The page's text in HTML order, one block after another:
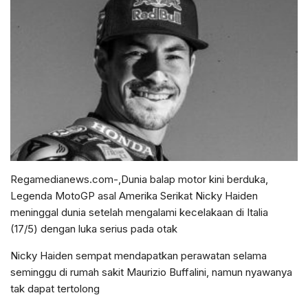
Regamedianews.com-,Dunia balap motor kini berduka,
Legenda MotoGP asal Amerika Serikat Nicky Haiden
meninggal dunia setelah mengalami kecelakaan di Italia
(17/5) dengan luka serius pada otak
Nicky Haiden sempat mendapatkan perawatan selama
seminggu di rumah sakit Maurizio Buffalini, namun nyawanya
tak dapat tertolong